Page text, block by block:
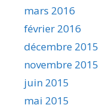
mars 2016
février 2016
décembre 2015
novembre 2015
juin 2015
mai 2015